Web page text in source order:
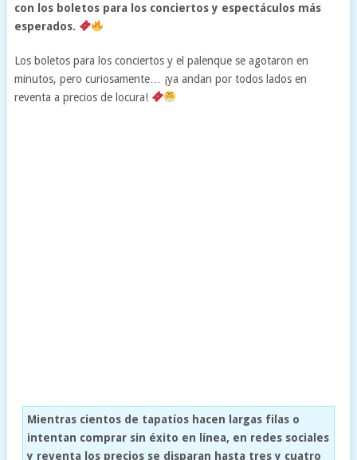
con los boletos para los conciertos y espectáculos más
esperados.
Los boletos para los conciertos y el palenque se agotaron en
minutos, pero curiosamente… ¡ya andan por todos lados en
reventa a precios de locura!
Mientras cientos de tapatíos hacen largas filas o
intentan comprar sin éxito en línea, en redes sociales
y reventa los precios se disparan hasta tres y cuatro